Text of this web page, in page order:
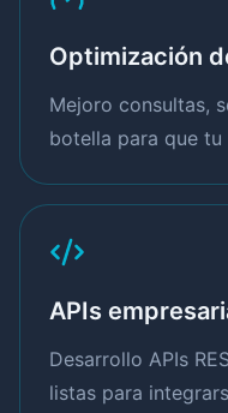
Optimización
Mejoro consultas,
botella para que tu
APIs
Desarrollo APIs
listas para